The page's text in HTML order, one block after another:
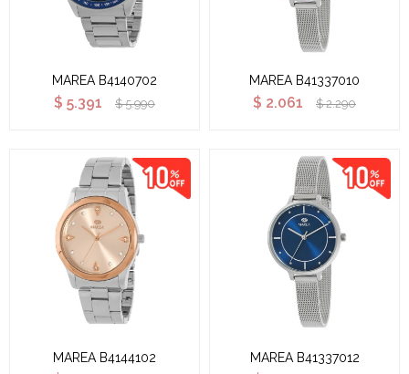
MAREA B4140702
$ 5.391 $ 5.990
MAREA B41337010
$ 2.061 $ 2.290
MAREA B4144102 MAREA B41337012